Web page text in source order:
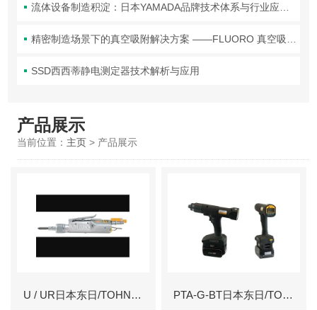
流体设备制造积淀：日本YAMADA品牌技术体系与行业应用解析
精密制造场景下的真空吸附解决方案 ——FLUORO 真空吸笔头技术解析
SSD西西蒂静电测定器技术解析与应用
产品展示
当前位置： 主页> 产品展示
U / UR日本东日/TOHNICHI UNITORK 螺丝刀 PTA-G-BT日本东日/TOHNICHI 充电式扭力螺丝刀